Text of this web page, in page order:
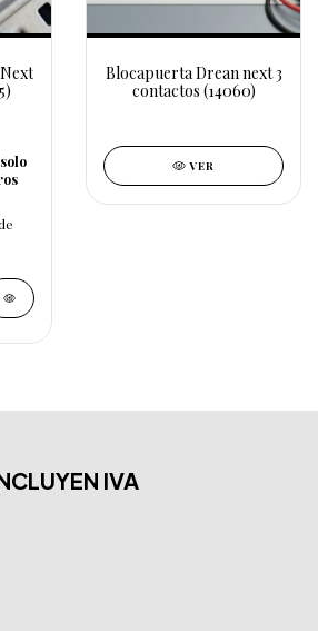
Blocapuerta Drean next 3
contactos (14060)
VER
IVA